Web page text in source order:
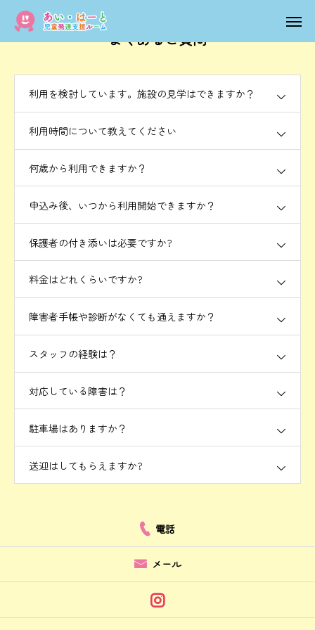
よくあるご質問
利用を検討しています。施設の見学はできますか？
利用時間について教えてください
何歳から利用できますか？
申込み後、いつから利用開始できますか？
保護者の付き添いは必要ですか?
料金はどれくらいですか?
障害者手帳や診断がなくても通えますか？
スタッフの経験は？
対応している障害は？
駐車場はありますか？
送迎はしてもらえますか?
電話
メール
メール 営業時間
地図
1日の流れ
ご利用までの流れ
写真